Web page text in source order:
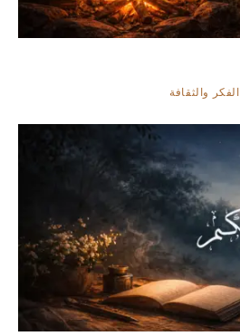
الفكر والثقافة